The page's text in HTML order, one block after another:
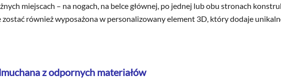
miejscach – na nogach, na belce głównej, po jednej lub obu stronach
zostać również wyposażona w personalizowany element 3D, który dodaje
z odpornych materiałów